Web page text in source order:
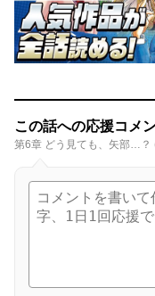
この話への応援コメ
第6章 どう見ても、矢部…？